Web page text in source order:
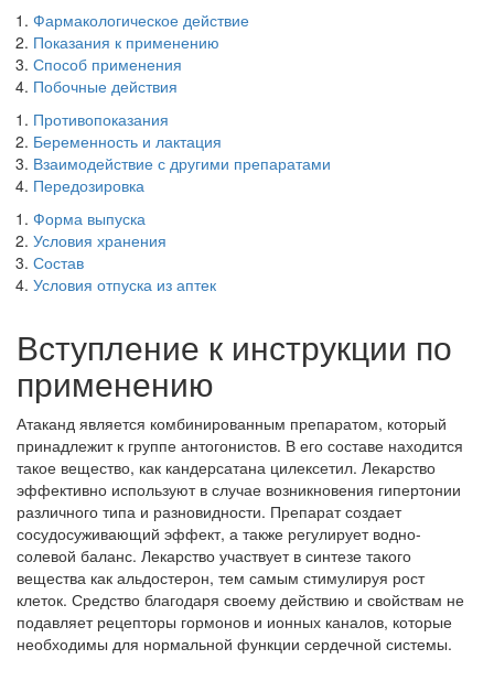
Фармакологическое действие
Показания к применению
Способ применения
Побочные действия
Противопоказания
Беременность и лактация
Взаимодействие с другими препаратами
Передозировка
Форма выпуска
Условия хранения
Состав
Условия отпуска из аптек
Вступление к инструкции по
применению
Атаканд является комбинированным препаратом, который
принадлежит к группе антогонистов. В его составе находится
такое вещество, как кандерсатана цилексетил. Лекарство
эффективно используют в случае возникновения гипертонии
различного типа и разновидности. Препарат создает
сосудосуживающий эффект, а также регулирует водно-
солевой баланс. Лекарство участвует в синтезе такого
вещества как альдостерон, тем самым стимулируя рост
клеток. Средство благодаря своему действию и свойствам не
подавляет рецепторы гормонов и ионных каналов, которые
необходимы для нормальной функции сердечной системы.